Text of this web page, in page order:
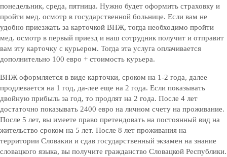
понедельник, среда, пятница. Нужно будет оформить страховку и
пройти мед. осмотр в государственной больнице. Если вам не
удобно приезжать за карточкой ВНЖ, тогда необходимо пройти
мед. осмотр в первый приезд и наш сотрудник получит и отправит
вам эту карточку с курьером. Тогда эта услуга оплачивается
дополнительно 100 евро + стоимость курьера.
ВНЖ оформляется в виде карточки, сроком на 1-2 года, далее
продлевается на 1 год, да-лее еще на 2 года. Если показывать
двойную прибыль за год, то продлят на 2 года. После 4 лет
достаточно показывать 2400 евро на личном счету на проживание.
После 5 лет, вы имеете право претендовать на постоянный вид на
жительство сроком на 5 лет. После 8 лет проживания на
территории Словакии и сдав государственный экзамен на знание
словацкого языка, вы получите гражданство Словацкой Республики.